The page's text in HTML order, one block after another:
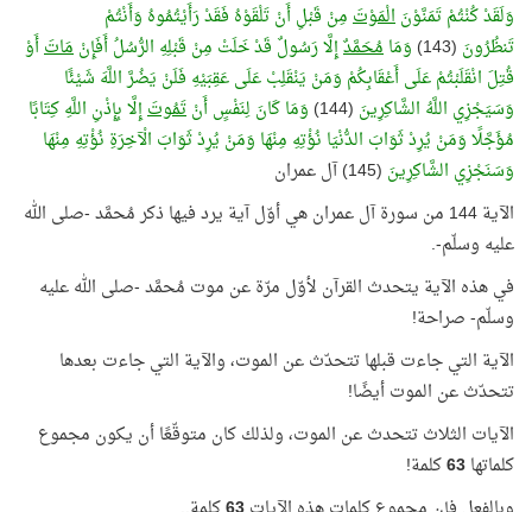
وَلَقَدْ كُنْتُمْ تَمَنَّوْنَالْمَوْتَمِنْ قَبْلِ أَنْ تَلْقَوْهُ فَقَدْ رَأَيْتُمُوهُ وَأَنْتُمْ
تَنظُرُونَ (143) وَمَامُحَمَّدٌإِلَّا رَسُولٌ قَدْ خَلَتْ مِنْ قَبْلِهِ الرُّسُلُ أَفَإِنْمَاتَأَوْ
قُتِلَ انْقَلَبْتُمْ عَلَى أَعْقَابِكُمْ وَمَنْ يَنْقَلِبْ عَلَى عَقِبَيْهِ فَلَنْ يَضُرَّ اللَّهَ شَيْئًا
وَسَيَجْزِي اللَّهُ الشَّاكِرِينَ (144) وَمَا كَانَ لِنَفْسٍ أَنْتَمُوتَإِلَّا بِإِذْنِ اللَّهِ كِتَابًا
مُؤَجَّلًا وَمَنْ يُرِدْ ثَوَابَ الدُّنْيَا نُؤْتِهِ مِنْهَا وَمَنْ يُرِدْ ثَوَابَ الْآخِرَةِ نُؤْتِهِ مِنْهَا
وَسَنَجْزِي الشَّاكِرِينَ (145) آل عمران
الآية 144 من سورة آل عمران هي أوّل آية يرد فيها ذكر مُحمَّد -صلى الله
عليه وسلّم-.
في هذه الآية يتحدث القرآن لأوّل مرّة عن موت مُحمَّد -صلى الله عليه
وسلّم- صراحة!
الآية التي جاءت قبلها تتحدّث عن الموت، والآية التي جاءت بعدها
تتحدّث عن الموت أيضًا!
الآيات الثلاث تتحدث عن الموت، ولذلك كان متوقّعًا أن يكون مجموع
كلماتها63كلمة!